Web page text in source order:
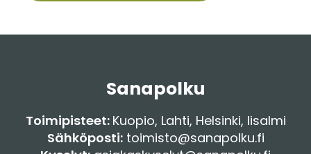
Sanapolku
Toimipisteet: Kuopio, Lahti, Helsinki, Iisalmi
Sähköposti: toimisto@sanapolku.fi